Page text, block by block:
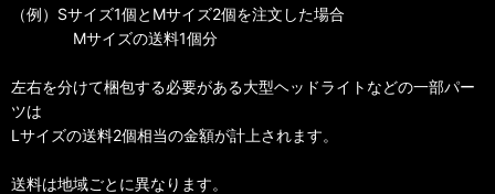
（例）Sサイズ1個とMサイズ2個を注文した場合
Mサイズの送料1個分
左右を分けて梱包する必要がある大型ヘッドライトなどの一部パー
ツは
Lサイズの送料2個相当の金額が計上されます。
送料は地域ごとに異なります。